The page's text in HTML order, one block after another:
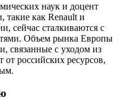
наук и доцент
такие как Renault и
сейчас сталкиваются с
Объем рынка Европы
связанные с уходом из
российских ресурсов,